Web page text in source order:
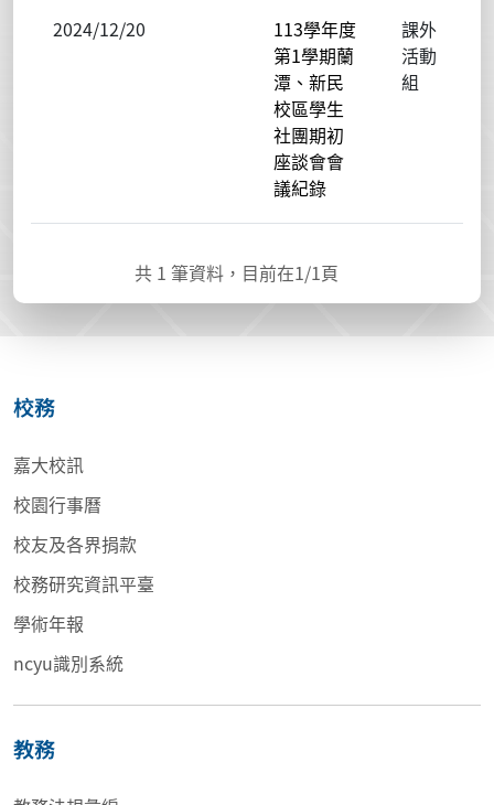
2024/12/20
113學年度
第1學期蘭
潭、新民
校區學生
社團期初
座談會會
議紀錄
課外
活動
組
共 1 筆資料，目前在1/1頁
校務
嘉大校訊
校園行事曆
校友及各界捐款
校務研究資訊平臺
學術年報
ncyu識別系統
教務